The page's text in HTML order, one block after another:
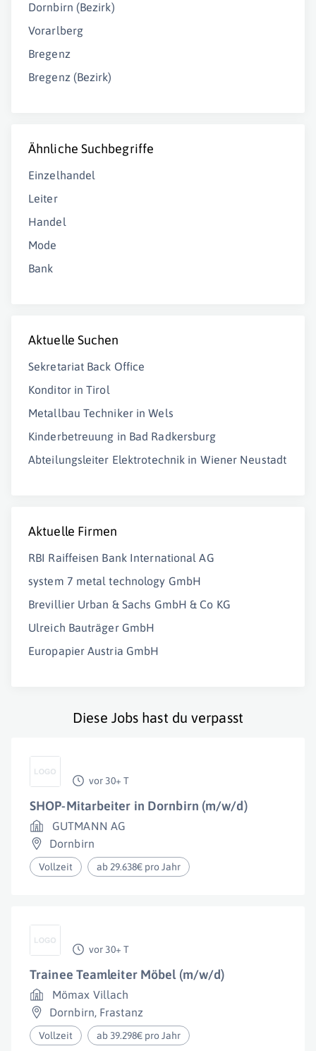
Dornbirn (Bezirk)
Vorarlberg
Bregenz
Bregenz (Bezirk)
Ähnliche Suchbegriffe
Einzelhandel
Leiter
Handel
Mode
Bank
Aktuelle Suchen
Sekretariat Back Office
Konditor in Tirol
Metallbau Techniker in Wels
Kinderbetreuung in Bad Radkersburg
Abteilungsleiter Elektrotechnik in Wiener Neustadt
Aktuelle Firmen
RBI Raiffeisen Bank International AG
system 7 metal technology GmbH
Brevillier Urban & Sachs GmbH & Co KG
Ulreich Bauträger GmbH
Europapier Austria GmbH
Diese Jobs hast du verpasst
vor 30+ T
SHOP-Mitarbeiter in Dornbirn (m/w/d)
GUTMANN AG
Dornbirn
Vollzeit ab 29.638€ pro Jahr
vor 30+ T
Trainee Teamleiter Möbel (m/w/d)
Mömax Villach
Dornbirn, Frastanz
Vollzeit ab 39.298€ pro Jahr